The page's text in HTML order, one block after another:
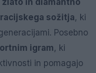
zlato in diamantno
sožitja, ki
Posebno
igram , ki
in pomagajo